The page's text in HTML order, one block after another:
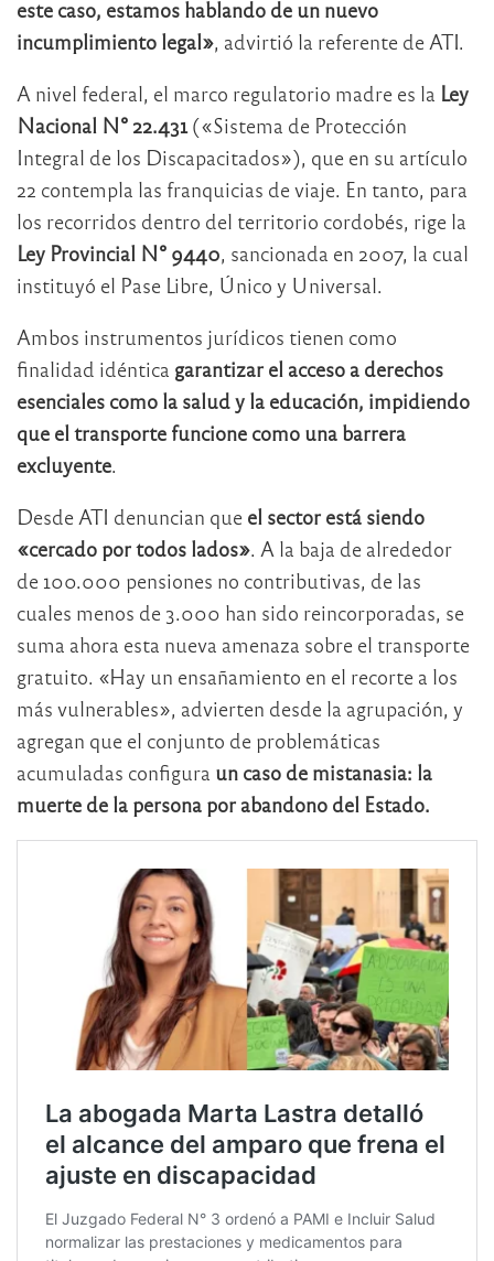
este caso, estamos hablando de un nuevo
incumplimiento legal», advirtió la referente de ATI.
A nivel federal, el marco regulatorio madre es la Ley
Nacional N° 22.431(«Sistema de Protección
Integral de los Discapacitados»), que en su artículo
22 contempla las franquicias de viaje. En tanto, para
los recorridos dentro del territorio cordobés, rige la
Ley Provincial N° 9440, sancionada en 2007, la cual
instituyó el Pase Libre, Único y Universal.
Ambos instrumentos jurídicos tienen como
finalidad idéntica garantizar el acceso a derechos
esenciales como la salud y la educación, impidiendo
que el transporte funcione como una barrera
excluyente.
Desde ATI denuncian que el sector está siendo
«cercado por todos lados». A la baja de alrededor
de 100.000 pensiones no contributivas, de las
cuales menos de 3.000 han sido reincorporadas, se
suma ahora esta nueva amenaza sobre el transporte
gratuito. «Hay un ensañamiento en el recorte a los
más vulnerables», advierten desde la agrupación, y
agregan que el conjunto de problemáticas
acumuladas configura un caso de mistanasia: la
muerte de la persona por abandono del Estado.